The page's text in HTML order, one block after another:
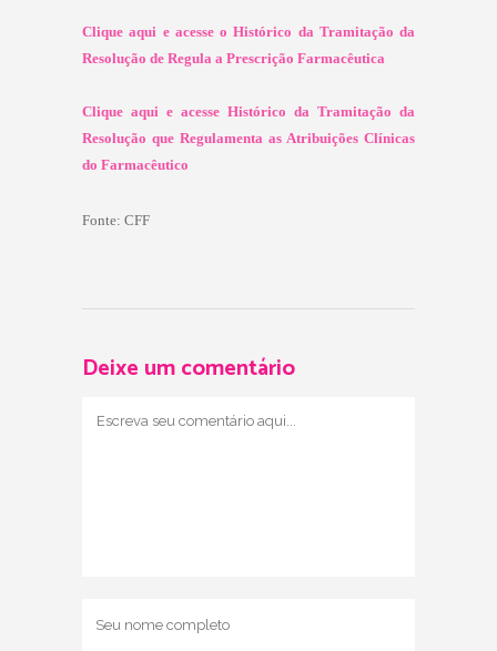
Clique aqui e acesse o Histórico da Tramitação da
Resolução de Regula a Prescrição Farmacêutica
Clique aqui e acesse Histórico da Tramitação da
Resolução que Regulamenta as Atribuições Clínicas
do Farmacêutico
Fonte: CFF
Deixe um comentário